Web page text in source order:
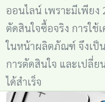
ออนไลน์ เพราะมีเพียง
ตัดสินใจซื้อจริง การใช้
ในหน้าผลิตภัณฑ์ จึงเ
การตัดสินใจ และเปลี่
ได้สำเร็จ